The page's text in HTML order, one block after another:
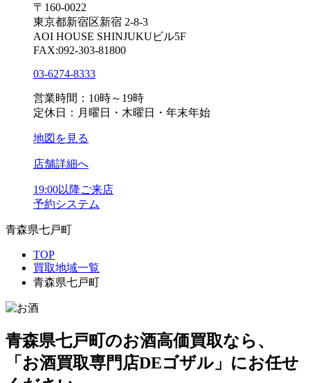
〒160-0022
東京都新宿区新宿 2-8-3
AOI HOUSE SHINJUKUビル5F
FAX:092-303-81800
03-6274-8333
営業時間：10時～19時
定休日：月曜日・木曜日・年末年始
地図を見る
店舗詳細へ
19:00以降ご来店
予約システム
青森県七戸町
TOP
買取地域一覧
青森県七戸町
青森県七戸町のお酒高価買取なら、
「お酒買取専門店DEゴザル」 にお任せ